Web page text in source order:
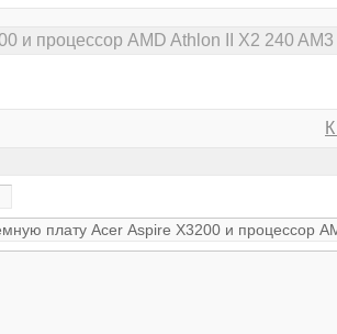
и процессор AMD Athlon II X2 240 AM3